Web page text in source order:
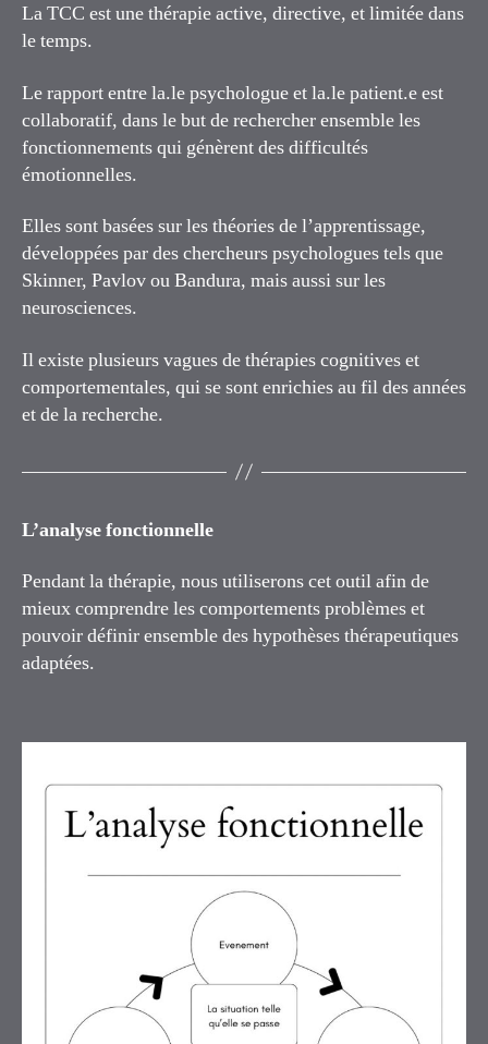
La TCC est une thérapie active, directive, et limitée dans
le temps.
Le rapport entre la.le psychologue et la.le patient.e est
collaboratif, dans le but de rechercher ensemble les
fonctionnements qui génèrent des difficultés
émotionnelles.
Elles sont basées sur les théories de l’apprentissage,
développées par des chercheurs psychologues tels que
Skinner, Pavlov ou Bandura, mais aussi sur les
neurosciences.
Il existe plusieurs vagues de thérapies cognitives et
comportementales, qui se sont enrichies au fil des années
et de la recherche.
L’analyse fonctionnelle
Pendant la thérapie, nous utiliserons cet outil afin de
mieux comprendre les comportements problèmes et
pouvoir définir ensemble des hypothèses thérapeutiques
adaptées.